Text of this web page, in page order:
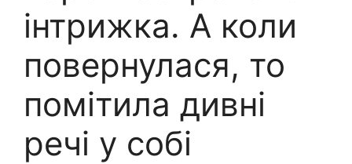
інтрижка. А коли
повернулася, то
помітила дивні
речі у собі